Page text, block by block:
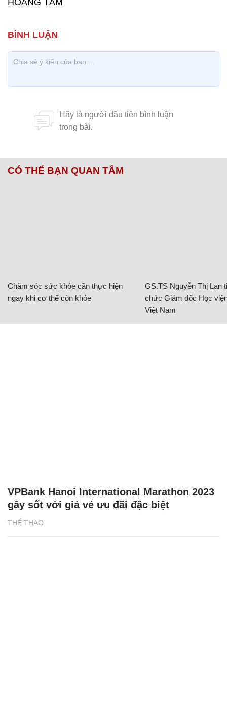
HOÀNG TÂM
CÓ THỂ BẠN QUAN TÂM
Chăm sóc sức khỏe cần thực hiện
ngay khi cơ thể còn khỏe
GS.TS Nguyễn Thị Lan
chức Giám đốc Học
Việt Nam
THỂ THAO
VPBank Hanoi International Marathon 2023
gây sốt với giá vé ưu đãi đặc biệt